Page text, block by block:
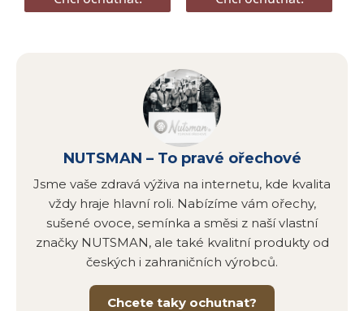
NUTSMAN – To pravé ořechové
Jsme vaše zdravá výživa na internetu, kde kvalita
vždy hraje hlavní roli. Nabízíme vám ořechy,
sušené ovoce, semínka a směsi z naší vlastní
značky NUTSMAN, ale také kvalitní produkty od
českých i zahraničních výrobců.
Chcete taky ochutnat?